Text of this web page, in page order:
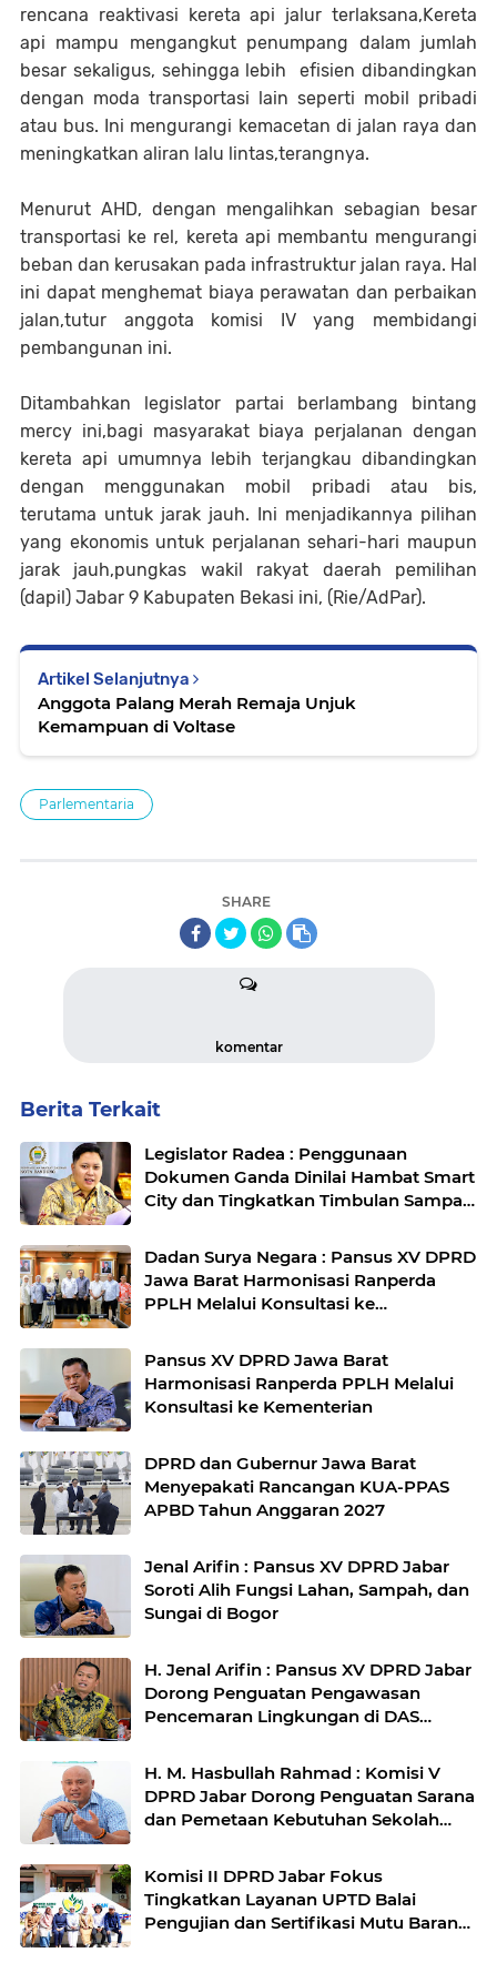
rencana reaktivasi kereta api jalur terlaksana,Kereta
api mampu mengangkut penumpang dalam jumlah
besar sekaligus, sehingga lebih efisien dibandingkan
dengan moda transportasi lain seperti mobil pribadi
atau bus. Ini mengurangi kemacetan di jalan raya dan
meningkatkan aliran lalu lintas,terangnya.
Menurut AHD, dengan mengalihkan sebagian besar
transportasi ke rel, kereta api membantu mengurangi
beban dan kerusakan pada infrastruktur jalan raya. Hal
ini dapat menghemat biaya perawatan dan perbaikan
jalan,tutur anggota komisi IV yang membidangi
pembangunan ini.
Ditambahkan legislator partai berlambang bintang
mercy ini,bagi masyarakat biaya perjalanan dengan
kereta api umumnya lebih terjangkau dibandingkan
dengan menggunakan mobil pribadi atau bis,
terutama untuk jarak jauh. Ini menjadikannya pilihan
yang ekonomis untuk perjalanan sehari-hari maupun
jarak jauh,pungkas wakil rakyat daerah pemilihan
(dapil) Jabar 9 Kabupaten Bekasi ini, (Rie/AdPar).
Artikel Selanjutnya
Anggota Palang Merah Remaja Unjuk
Kemampuan di Voltase
Parlementaria
SHARE
komentar
Berita Terkait
Legislator Radea : Penggunaan
Dokumen Ganda Dinilai Hambat Smart
City dan Tingkatkan Timbulan Sampah
Dadan Surya Negara : Pansus XV DPRD
Jawa Barat Harmonisasi Ranperda
PPLH Melalui Konsultasi ke
Pansus XV DPRD Jawa Barat
Harmonisasi Ranperda PPLH Melalui
Konsultasi ke Kementerian
DPRD dan Gubernur Jawa Barat
Menyepakati Rancangan KUA-PPAS
APBD Tahun Anggaran 2027
Jenal Arifin : Pansus XV DPRD Jabar
Soroti Alih Fungsi Lahan, Sampah, dan
Sungai di Bogor
H. Jenal Arifin : Pansus XV DPRD Jabar
Dorong Penguatan Pengawasan
Pencemaran Lingkungan di DAS
H. M. Hasbullah Rahmad : Komisi V
DPRD Jabar Dorong Penguatan Sarana
dan Pemetaan Kebutuhan Sekolah
Komisi II DPRD Jabar Fokus
Tingkatkan Layanan UPTD Balai
Pengujian dan Sertifikasi Mutu Barang